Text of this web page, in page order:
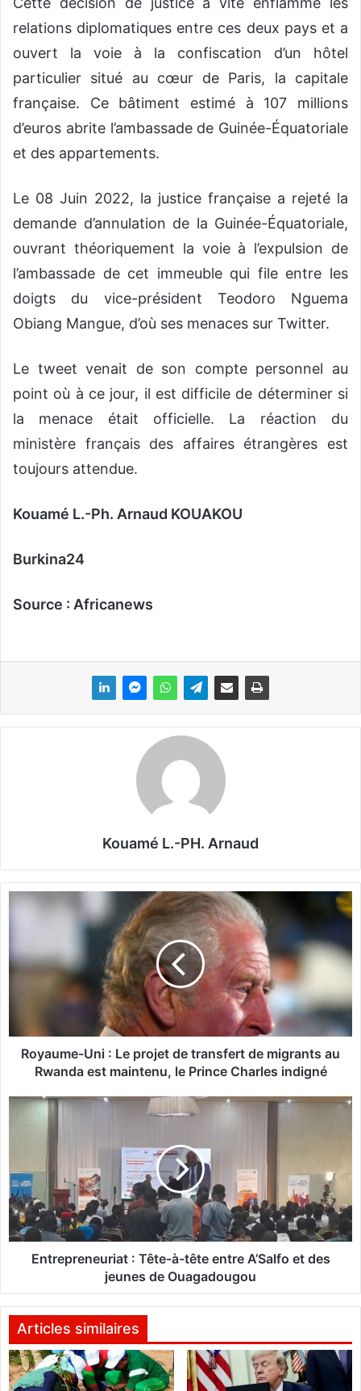
relations diplomatiques entre ces deux pays et a
ouvert la voie à la confiscation d’un hôtel
particulier situé au cœur de Paris, la capitale
française. Ce bâtiment estimé à 107 millions
d’euros abrite l’ambassade de Guinée-Équatoriale
et des appartements.
Le 08 Juin 2022, la justice française a rejeté la
demande d’annulation de la Guinée-Équatoriale,
ouvrant théoriquement la voie à l’expulsion de
l’ambassade de cet immeuble qui file entre les
doigts du vice-président Teodoro Nguema
Obiang Mangue, d’où ses menaces sur Twitter.
Le tweet venait de son compte personnel au
point où à ce jour, il est difficile de déterminer si
la menace était officielle. La réaction du
ministère français des affaires étrangères est
toujours attendue.
Kouamé L.-Ph. Arnaud KOUAKOU
Burkina24
Source : Africanews
Kouamé L.-PH. Arnaud
a
u
U
L
o
j
e
t
d
a
f
e
Royaume-Uni : Le projet de transfert de migrants au
Rwanda est maintenu, le Prince Charles indigné
E
e
p
r
n
r
i
t
:
Entrepreneuriat : Tête-à-tête entre A’Salfo et des
jeunes de Ouagadougou
Articles similaires